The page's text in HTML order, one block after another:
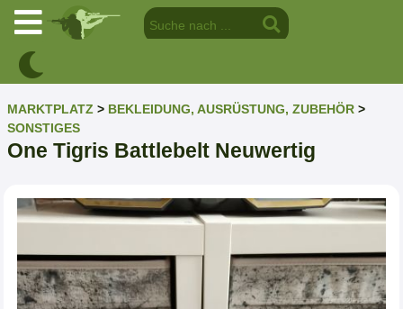
MARKTPLATZ > BEKLEIDUNG, AUSRÜSTUNG, ZUBEHÖR >
SONSTIGES
One Tigris Battlebelt Neuwertig